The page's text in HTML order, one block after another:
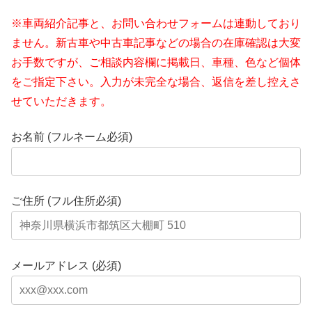
※車両紹介記事と、お問い合わせフォームは連動しており
ません。新古車や中古車記事などの場合の在庫確認は大変
お手数ですが、ご相談内容欄に掲載日、車種、色など個体
をご指定下さい。入力が未完全な場合、返信を差し控えさ
せていただきます。
お名前 (フルネーム必須)
ご住所 (フル住所必須)
メールアドレス (必須)